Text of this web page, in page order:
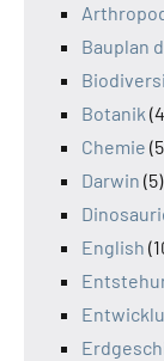
Bauplan
Botanik
Chemie
Darwin (5)
English